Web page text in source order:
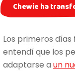
Chewie ha
Los primeros
entendí que los
adaptarse a un